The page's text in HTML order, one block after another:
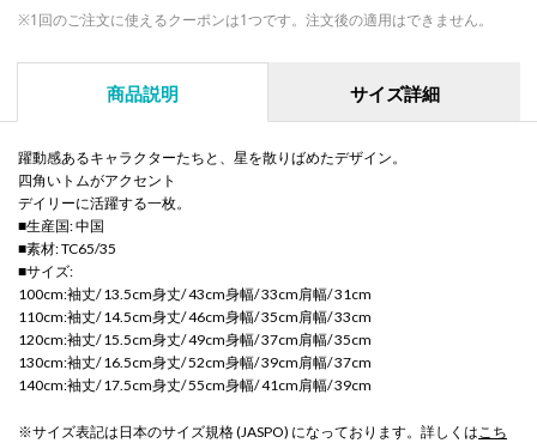
※1回のご注文に使えるクーポンは1つです。注文後の適用はできません。
商品説明 サイズ詳細
躍動感あるキャラクターたちと、星を散りばめたデザイン。
四角いトムがアクセント
デイリーに活躍する一枚。
■生産国: 中国
■素材: TC65/35
■サイズ:
100cm:袖丈/ 13.5cm身丈/ 43cm身幅/ 33cm肩幅/ 31cm
110cm:袖丈/ 14.5cm身丈/ 46cm身幅/ 35cm肩幅/ 33cm
120cm:袖丈/ 15.5cm身丈/ 49cm身幅/ 37cm肩幅/ 35cm
130cm:袖丈/ 16.5cm身丈/ 52cm身幅/ 39cm肩幅/ 37cm
140cm:袖丈/ 17.5cm身丈/ 55cm身幅/ 41cm肩幅/ 39cm
※サイズ表記は日本のサイズ規格 (JASPO) になっております。詳しくは こち